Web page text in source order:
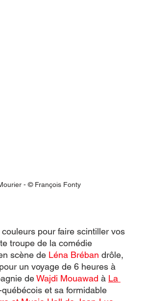
- © François Fonty
pour faire scintiller vos
troupe de la comédie
scène de Léna Bréban drôle,
un voyage de 6 heures à
de Wajdi Mouawad à La
et sa formidable